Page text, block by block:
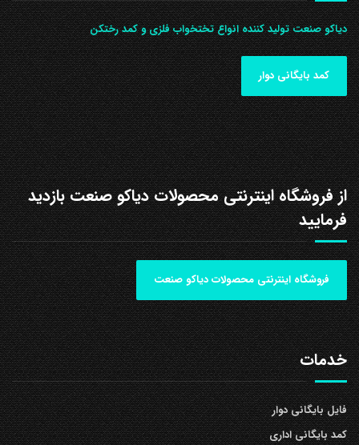
دیاکو صنعت تولید کننده انواع تختخواب فلزی و کمد رختکن
کمد بایگانی دوار
از فروشگاه اینترنتی محصولات دیاکو صنعت بازدید
فرمایید
فروشگاه اینترنتی محصولات دیاکو صنعت
خدمات
فایل بایگانی دوار
کمد بایگانی اداری